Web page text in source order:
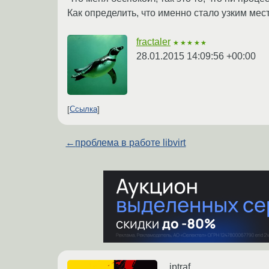
Как определить, что именно стало узким
fractaler ★★★★★
28.01.2015 14:09:56 +00:00
Ссылка
← проблема в работе libvirt
iptraf